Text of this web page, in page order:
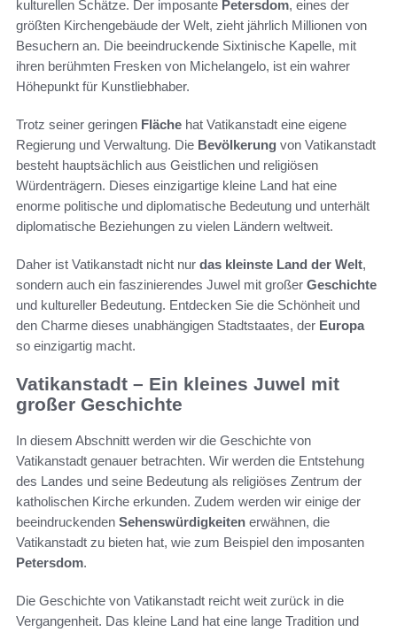
kulturellen Schätze. Der imposante Petersdom, eines der
größten Kirchengebäude der Welt, zieht jährlich Millionen von
Besuchern an. Die beeindruckende Sixtinische Kapelle, mit
ihren berühmten Fresken von Michelangelo, ist ein wahrer
Höhepunkt für Kunstliebhaber.
Trotz seiner geringen Fläche hat Vatikanstadt eine eigene
Regierung und Verwaltung. Die Bevölkerung von Vatikanstadt
besteht hauptsächlich aus Geistlichen und religiösen
Würdenträgern. Dieses einzigartige kleine Land hat eine
enorme politische und diplomatische Bedeutung und unterhält
diplomatische Beziehungen zu vielen Ländern weltweit.
Daher ist Vatikanstadt nicht nur das kleinste Land der Welt,
sondern auch ein faszinierendes Juwel mit großer Geschichte
und kultureller Bedeutung. Entdecken Sie die Schönheit und
den Charme dieses unabhängigen Stadtstaates, der Europa
so einzigartig macht.
Vatikanstadt – Ein kleines Juwel mit
großer Geschichte
In diesem Abschnitt werden wir die Geschichte von
Vatikanstadt genauer betrachten. Wir werden die Entstehung
des Landes und seine Bedeutung als religiöses Zentrum der
katholischen Kirche erkunden. Zudem werden wir einige der
beeindruckenden Sehenswürdigkeiten erwähnen, die
Vatikanstadt zu bieten hat, wie zum Beispiel den imposanten
Petersdom.
Die Geschichte von Vatikanstadt reicht weit zurück in die
Vergangenheit. Das kleine Land hat eine lange Tradition und